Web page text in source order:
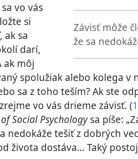
Závisť môže
že sa
vo vás
si
ak sa
darí,
ak môj
spolužiak alebo kolega v
sa z toho teším? Ak ste
vo vás drieme závisť. (
Social Psychologysa píše:
nedokáže tešiť z dobrých
života dostáva... Taký